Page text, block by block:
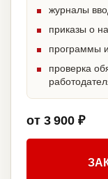
журналы
приказы о
программы
проверка
от 3 900 ₽